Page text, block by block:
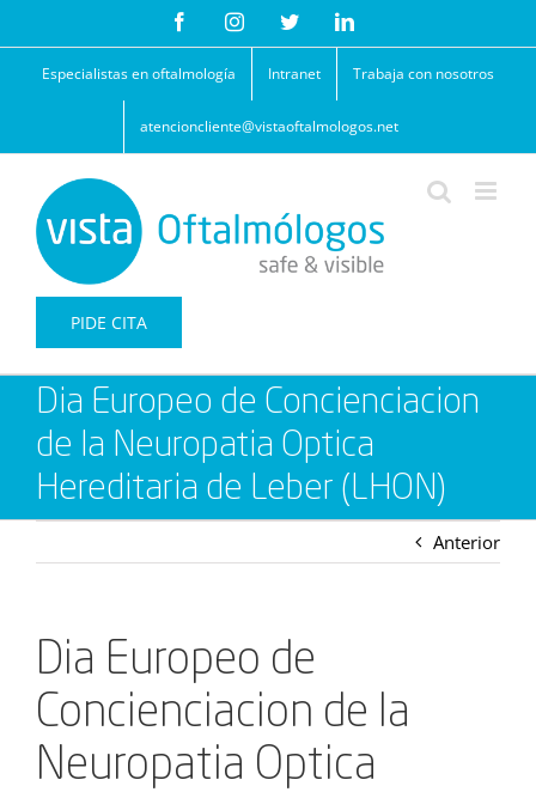
contenido
FacebookInstagramTwitterLinkedIn
Especialistas en oftalmología Intranet Trabaja con nosotros
atencioncliente@vistaoftalmologos.net
PIDE CITA
Dia Europeo de Concienciacion
de la Neuropatia Optica
Hereditaria de Leber (LHON)
Anterior
Dia Europeo de
Concienciacion de la
Neuropatia Optica